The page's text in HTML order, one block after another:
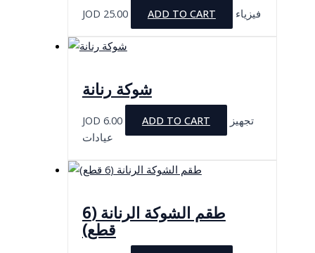
JOD 25.00 ADD TO CART فيزياء
شوكة رنانة
JOD 6.00 ADD TO CART
تجهيز
عيادات
طقم الشوكة الرنانة (6
قطع)